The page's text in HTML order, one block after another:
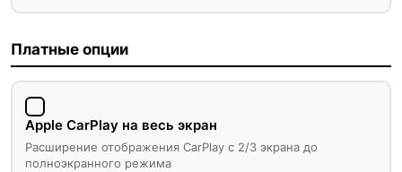
Платные опции
Apple CarPlay на весь экран
Расширение отображения CarPlay с 2/3 экрана до
полноэкранного режима